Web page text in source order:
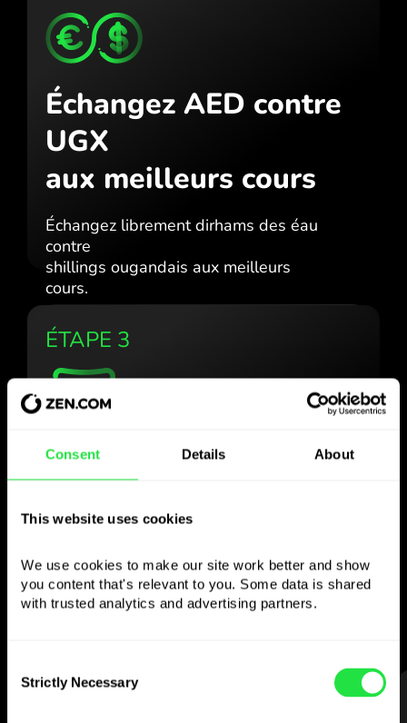
Consent Details About
This website uses cookies
We use cookies to make our site work better and show
you content that's relevant to you. Some data is shared
with trusted analytics and advertising partners.
Selection
Strictly Necessary
Échangez AED contre
UGX
aux meilleurs cours
Échangez librement dirhams des éau
contre
shillings ougandais aux meilleurs
cours.
ÉTAPE 3
Utilisez la devise
choisie
comme vous le
souhaitez
Envoyez de l’argent à l’étranger,
devises
— simple et sans stress.